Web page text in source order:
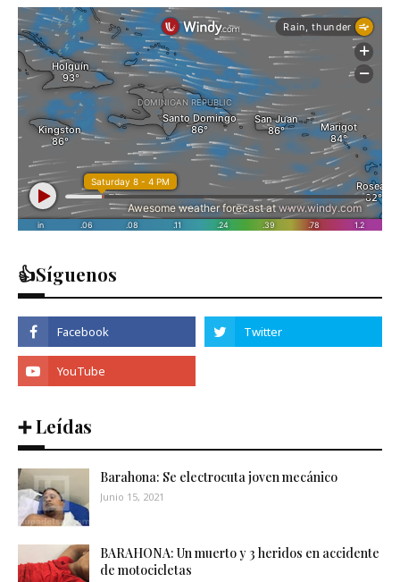
👍Síguenos
➕ Leídas
Barahona: Se electrocuta joven mecánico
Junio 15, 2021
BARAHONA: Un muerto y 3 heridos en accidente
de motocicletas